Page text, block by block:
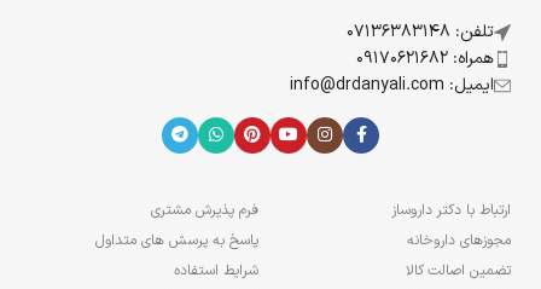
تلفن: 07136383148
همراه: 09170621682
ایمیل: info@drdanyali.com
ارتباط با دکتر داروساز
مجوزهای داروخانه
تضمین اصالت کالا
فرم پذیرش مشتری
پاسخ به پرسش های متداول
شرایط استفاده